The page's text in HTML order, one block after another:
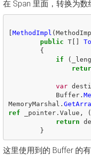
在 Span 里面，转换为数
MethodImpl (
public T[]
{
if
(
var
Buffer.
MemoryMarshal .
ref
_pointer. Value , (
return
}
这里使用到的 Buffer 的